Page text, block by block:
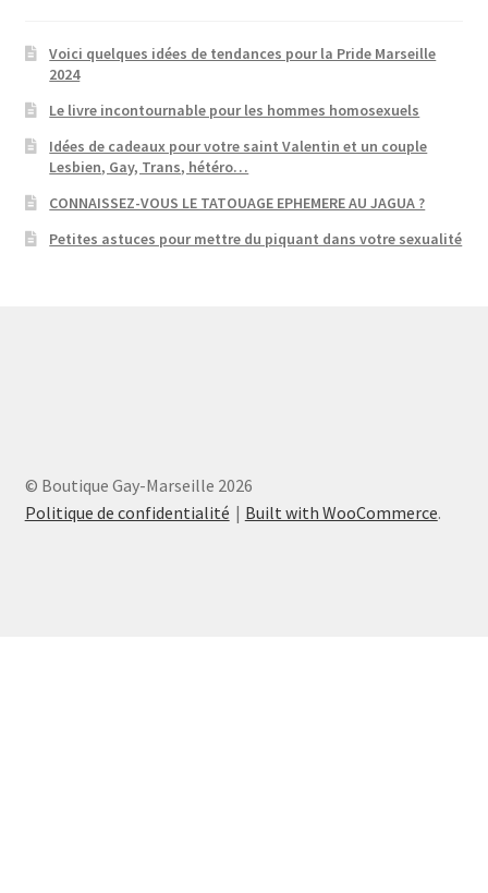
Voici quelques idées de tendances pour la Pride Marseille
2024
Le livre incontournable pour les hommes homosexuels
Idées de cadeaux pour votre saint Valentin et un couple
Lesbien, Gay, Trans, hétéro…
CONNAISSEZ-VOUS LE TATOUAGE EPHEMERE AU JAGUA ?
Petites astuces pour mettre du piquant dans votre sexualité
© Boutique Gay-Marseille 2026
Politique de confidentialité
Built with WooCommerce.